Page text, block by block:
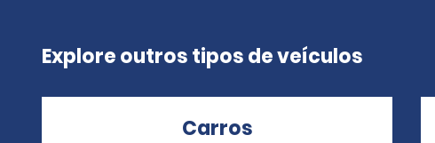
Explore outros tipos de veículos
Carros